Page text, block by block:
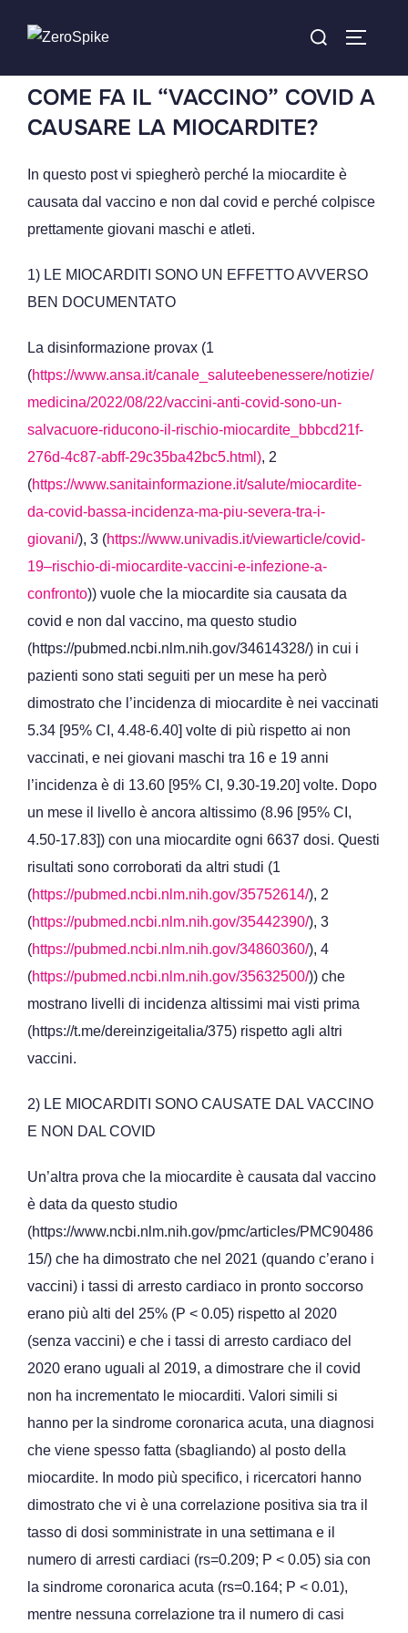
COME FA IL “VACCINO” COVID A
CAUSARE LA MIOCARDITE?
In questo post vi spiegherò perché la miocardite è
causata dal vaccino e non dal covid e perché colpisce
prettamente giovani maschi e atleti.
1) LE MIOCARDITI SONO UN EFFETTO AVVERSO
BEN DOCUMENTATO
La disinformazione provax (1
(https://www.ansa.it/canale_saluteebenessere/notizie/
medicina/2022/08/22/vaccini-anti-covid-sono-un-
salvacuore-riducono-il-rischio-miocardite_bbbcd21f-
276d-4c87-abff-29c35ba42bc5.html), 2
(https://www.sanitainformazione.it/salute/miocardite-
da-covid-bassa-incidenza-ma-piu-severa-tra-i-
giovani/), 3 (https://www.univadis.it/viewarticle/covid-
19–rischio-di-miocardite-vaccini-e-infezione-a-
confronto)) vuole che la miocardite sia causata da
covid e non dal vaccino, ma questo studio
(https://pubmed.ncbi.nlm.nih.gov/34614328/) in cui i
pazienti sono stati seguiti per un mese ha però
dimostrato che l’incidenza di miocardite è nei vaccinati
5.34 [95% CI, 4.48-6.40] volte di più rispetto ai non
vaccinati, e nei giovani maschi tra 16 e 19 anni
l’incidenza è di 13.60 [95% CI, 9.30-19.20] volte. Dopo
un mese il livello è ancora altissimo (8.96 [95% CI,
4.50-17.83]) con una miocardite ogni 6637 dosi. Questi
risultati sono corroborati da altri studi (1
(https://pubmed.ncbi.nlm.nih.gov/35752614/), 2
(https://pubmed.ncbi.nlm.nih.gov/35442390/), 3
(https://pubmed.ncbi.nlm.nih.gov/34860360/), 4
(https://pubmed.ncbi.nlm.nih.gov/35632500/)) che
mostrano livelli di incidenza altissimi mai visti prima
(https://t.me/dereinzigeitalia/375) rispetto agli altri
vaccini.
2) LE MIOCARDITI SONO CAUSATE DAL VACCINO
E NON DAL COVID
Un’altra prova che la miocardite è causata dal vaccino
è data da questo studio
(https://www.ncbi.nlm.nih.gov/pmc/articles/PMC90486
15/) che ha dimostrato che nel 2021 (quando c’erano i
vaccini) i tassi di arresto cardiaco in pronto soccorso
erano più alti del 25% (P < 0.05) rispetto al 2020
(senza vaccini) e che i tassi di arresto cardiaco del
2020 erano uguali al 2019, a dimostrare che il covid
non ha incrementato le miocarditi. Valori simili si
hanno per la sindrome coronarica acuta, una diagnosi
che viene spesso fatta (sbagliando) al posto della
miocardite. In modo più specifico, i ricercatori hanno
dimostrato che vi è una correlazione positiva sia tra il
tasso di dosi somministrate in una settimana e il
numero di arresti cardiaci (rs=0.209; P < 0.05) sia con
la sindrome coronarica acuta (rs=0.164; P < 0.01),
mentre nessuna correlazione tra il numero di casi